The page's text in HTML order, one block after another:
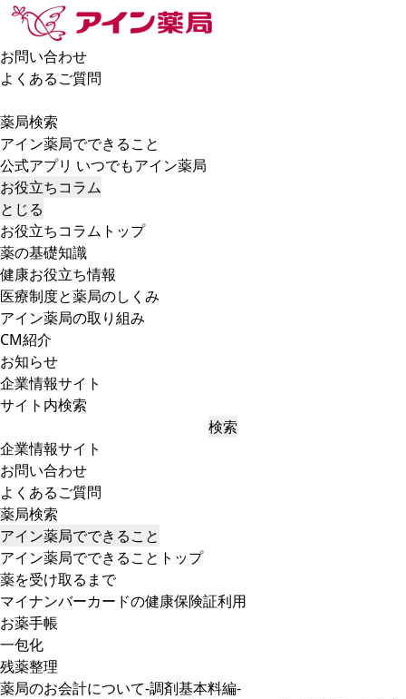
お問い合わせ
よくあるご質問
薬局検索
アイン薬局でできること
公式アプリ いつでもアイン薬局
お役立ちコラム
とじる
お役立ちコラムトップ
薬の基礎知識
健康お役立ち情報
医療制度と薬局のしくみ
アイン薬局の取り組み
CM紹介
お知らせ
企業情報サイト
サイト内検索
検索
企業情報サイト
お問い合わせ
よくあるご質問
薬局検索
アイン薬局でできること
アイン薬局でできることトップ
薬を受け取るまで
マイナンバーカードの健康保険証利用
お薬手帳
一包化
残薬整理
薬局のお会計について-調剤基本料編-